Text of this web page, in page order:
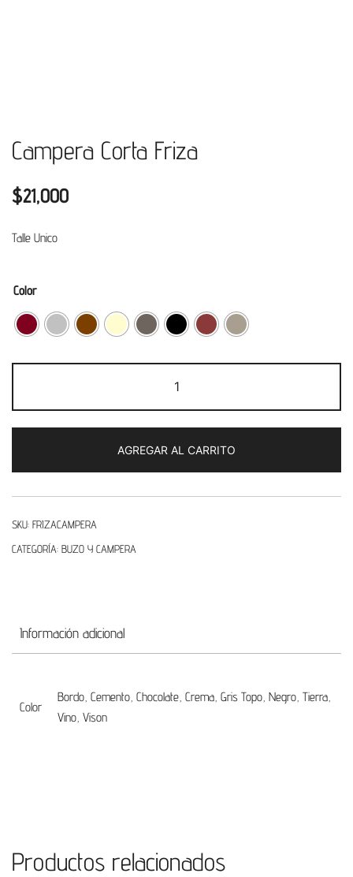
Campera Corta Friza
$21,000
Talle Unico
Color
Corta
Friza
AGREGAR AL CARRITO
SKU: FRIZACAMPERA
CATEGORÍA: BUZO Y CAMPERA
Información adicional
Color
Bordo, Cemento, Chocolate, Crema, Gris Topo, Negro, Tierra,
Vino, Vison
Productos relacionados